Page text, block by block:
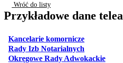
Wróć do listy
Przykładowe dane
Kancelarie komorniczeotwiera się
Rady Izb Notarialnych
Okręgowe Rady Adwokackie